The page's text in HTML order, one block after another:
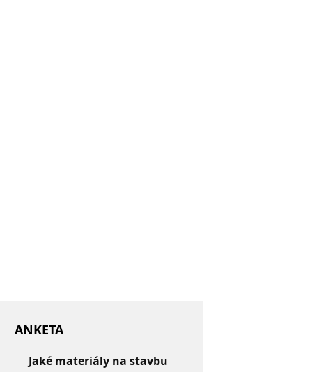
ANKETA
Jaké materiály na stavbu